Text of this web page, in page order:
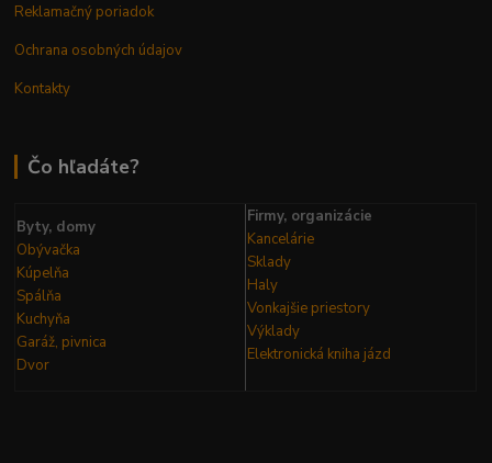
Reklamačný poriadok
Ochrana osobných údajov
Kontakty
Čo hľadáte?
Byty, domy
Obývačka
Kúpelňa
Spálňa
Kuchyňa
Garáž, pivnica
Dvor
Firmy, organizácie
Kancelárie
Sklady
Haly
Vonkajšie priestory
Výklady
Elektronická kniha jázd